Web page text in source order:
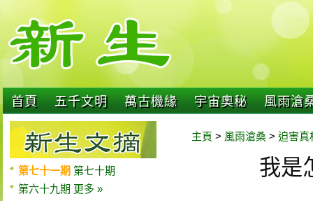
首頁 五千文明 萬古機緣 宇宙奧秘 風雨滄
第七十一期 第七十期
第六十九期 更多 »
主頁 > 風雨滄桑 > 迫害真
我是